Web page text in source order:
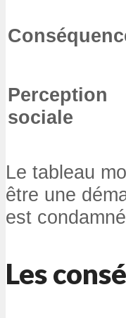
Perception
sociale
Le tableau
être une
est
Les